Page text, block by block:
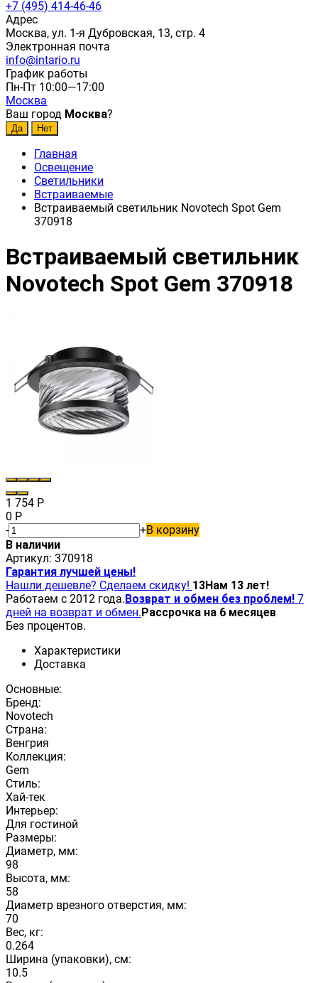
+7 (495) 414-46-46
Адрес
Москва, ул. 1-я Дубровская, 13, стр. 4
Электронная почта
info@intario.ru
График работы
Пн-Пт 10:00—17:00
Москва
Ваш город Москва?
Главная
Освещение
Светильники
Встраиваемые
Встраиваемый светильник Novotech Spot Gem
370918
Встраиваемый светильник
Novotech Spot Gem 370918
1 754 Р
0 Р
-
+В корзину
В наличии
Артикул: 370918
Гарантия лучшей цены!
Нашли дешевле? Сделаем скидку! 13Нам 13 лет!
Работаем с 2012 года.Возврат и обмен без проблем! 7
дней на возврат и обмен.Рассрочка на 6 месяцев
Без процентов.
Характеристики
Доставка
Основные:
Бренд:
Novotech
Страна:
Венгрия
Коллекция:
Gem
Стиль:
Хай-тек
Интерьер:
Для гостиной
Размеры:
Диаметр, мм:
98
Высота, мм:
58
Диаметр врезного отверстия, мм:
70
Вес, кг:
0.264
Ширина (упаковки), см:
10.5